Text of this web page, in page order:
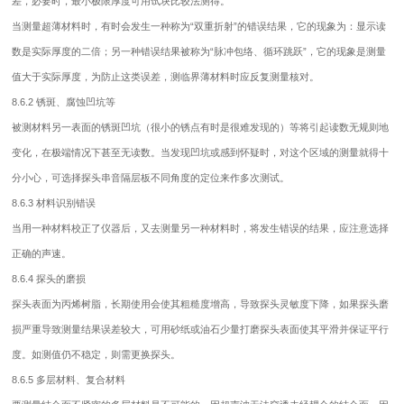
当测量超薄材料时，有时会发生一种称为“双重折射”的错误结果，它的现象为：显示读
数是实际厚度的二倍；另一种错误结果被称为“脉冲包络、循环跳跃”，它的现象是测量
值大于实际厚度，为防止这类误差，测临界薄材料时应反复测量核对。
8.6.2 锈斑、腐蚀凹坑等
被测材料另一表面的锈斑凹坑（很小的锈点有时是很难发现的）等将引起读数无规则地
变化，在极端情况下甚至无读数。当发现凹坑或感到怀疑时，对这个区域的测量就得十
分小心，可选择探头串音隔层板不同角度的定位来作多次测试。
8.6.3 材料识别错误
当用一种材料校正了仪器后，又去测量另一种材料时，将发生错误的结果，应注意选择
正确的声速。
8.6.4 探头的磨损
探头表面为丙烯树脂，长期使用会使其粗糙度增高，导致探头灵敏度下降，如果探头磨
损严重导致测量结果误差较大，可用砂纸或油石少量打磨探头表面使其平滑并保证平行
度。如测值仍不稳定，则需更换探头。
8.6.5 多层材料、复合材料